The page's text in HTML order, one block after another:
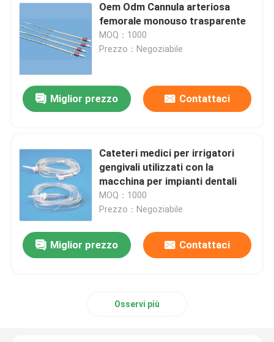
Prodotti
Chi siamo
Controllo di qualità
Contattaci
notizie
Oem Odm Cannula arteriosa
femorale monouso trasparente
MOQ：1000
Prezzo：Negoziabile
Miglior prezzo Contattaci
Cateteri medici per irrigatori
gengivali utilizzati con la
macchina per impianti dentali
MOQ：1000
Prezzo：Negoziabile
Miglior prezzo Contattaci
Osservi più